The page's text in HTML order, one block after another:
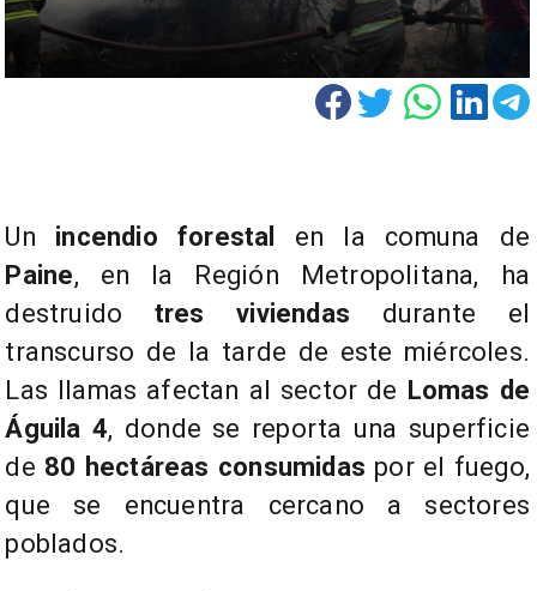
Un incendio forestal
en la comuna de
Paine, en la Región Metropolitana, ha
destruido tres viviendas durante el
transcurso de la tarde de este miércoles.
Las llamas afectan al sector de Lomas de
Águila 4, donde se reporta una superficie
de 80 hectáreas consumidas por el fuego,
que se encuentra cercano a sectores
poblados.